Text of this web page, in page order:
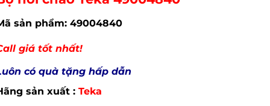
sản phẩm: 49004840
giá tốt nhất!
có quà tặng hấp dẫn
sản xuất : Teka